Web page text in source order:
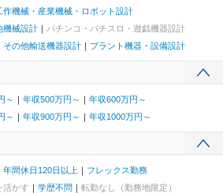
作機械・産業機械・ロボット設計
機械設計
パチンコ・パチスロ・遊戯機器設計
その他輸送機器設計 プラント機器・設備設計
～ 年収500万円～
年収600万円～
～ 年収900万円～ 年収1000万円～
年間休日120日以上
フレックス勤務
活かす 学歴不問
転勤なし（勤務地限定）